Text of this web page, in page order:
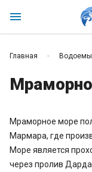
menu
Главная Водоемы
Мраморное море
Мармара, где
Море является
через пролив